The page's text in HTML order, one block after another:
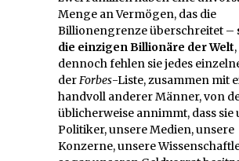
Menge an Vermögen, das die
Billionengrenze überschreitet –
die einzigen Billionäre der Welt
dennoch fehlen sie jedes
derForbes-Liste, zusammen mit
handvoll anderer Männer, von
üblicherweise annimmt, dass sie
Politiker, unsere Medien, unsere
Konzerne, unsere